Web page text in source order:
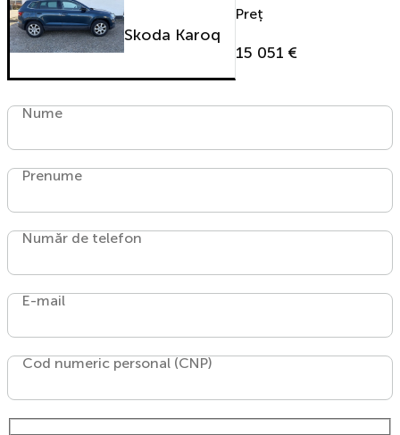
Skoda Karoq
Preț
15 051 €
Nume
Prenume
Număr de telefon
E-mail
Cod numeric personal (CNP)